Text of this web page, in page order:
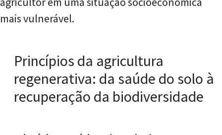
mais vulnerável.
Princípios da agricultura
regenerativa: da saúde do solo à
recuperação da biodiversidade